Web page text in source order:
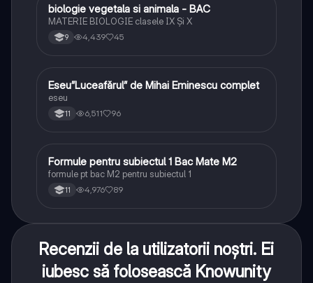
Biologie
biologie vegetala si animala - BAC
MATERIE BIOLOGIE clasele IX Şi X
9 4,439 45
Limba și literatura română
Eseu”Luceafărul” de Mihai Eminescu complet
eseu
11 6,511 96
Matematică
Formule pentru subiectul 1 Bac Mate M2
formule pt bac M2 pentru subiectul 1
11 4,976 89
Recenzii de la utilizatorii noștri. Ei
iubesc să folosească Knowunity